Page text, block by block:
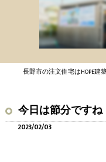
今日は節分ですね
2023/02/03